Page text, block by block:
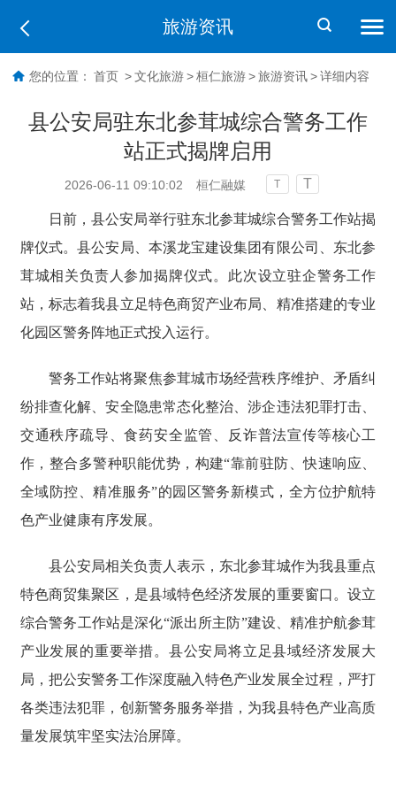
旅游资讯
您的位置： 首页 > 文化旅游 > 桓仁旅游 > 旅游资讯 > 详细内容
县公安局驻东北参茸城综合警务工作
站正式揭牌启用
2026-06-11 09:10:02 桓仁融媒 T T
日前，县公安局举行驻东北参茸城综合警务工作站揭
牌仪式。县公安局、本溪龙宝建设集团有限公司、东北参
茸城相关负责人参加揭牌仪式。此次设立驻企警务工作
站，标志着我县立足特色商贸产业布局、精准搭建的专业
化园区警务阵地正式投入运行。
警务工作站将聚焦参茸城市场经营秩序维护、矛盾纠
纷排查化解、安全隐患常态化整治、涉企违法犯罪打击、
交通秩序疏导、食药安全监管、反诈普法宣传等核心工
作，整合多警种职能优势，构建“靠前驻防、快速响应、
全域防控、精准服务”的园区警务新模式，全方位护航特
色产业健康有序发展。
县公安局相关负责人表示，东北参茸城作为我县重点
特色商贸集聚区，是县域特色经济发展的重要窗口。设立
综合警务工作站是深化“派出所主防”建设、精准护航参茸
产业发展的重要举措。县公安局将立足县域经济发展大
局，把公安警务工作深度融入特色产业发展全过程，严打
各类违法犯罪，创新警务服务举措，为我县特色产业高质
量发展筑牢坚实法治屏障。